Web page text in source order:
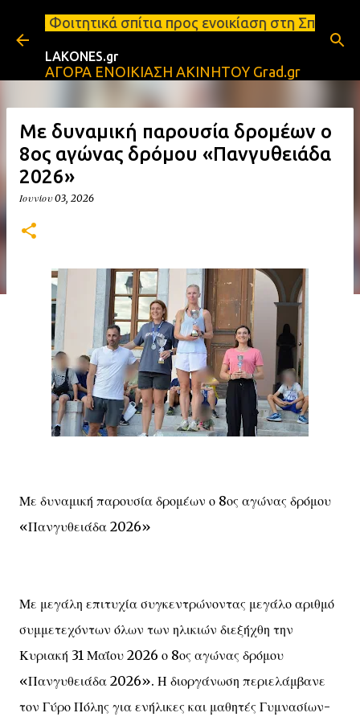
Μετάβαση στο κύριο περιεχόμενο
σπίτια προς ενοικίαση στη Σπάρτη
LAKONES.gr
ΑΓΟΡΑ ΕΝΟΙΚΙΑΣΗ ΑΚΙΝΗΤΟΥ Grad.gr
Με δυναμική παρουσία δρομέων ο
8ος αγώνας δρόμου «Πανγυθειάδα
2026»
Ιουνίου 03, 2026
Με δυναμική παρουσία δρομέων ο 8ος αγώνας δρόμου
«Πανγυθειάδα 2026»
Με μεγάλη επιτυχία συγκεντρώνοντας μεγάλο αριθμό
συμμετεχόντων όλων των ηλικιών διεξήχθη την
Κυριακή 31 Μαΐου 2026 ο 8ος αγώνας δρόμου
«Πανγυθειάδα 2026». Η διοργάνωση περιελάμβανε
τον Γύρο Πόλης για ενήλικες και μαθητές Γυμνασίων-